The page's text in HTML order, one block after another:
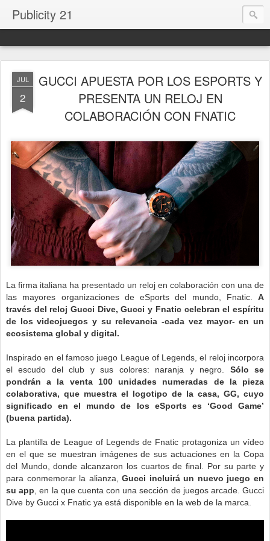
Publicity 21
JUL
2
GUCCI APUESTA POR LOS ESPORTS Y
PRESENTA UN RELOJ EN
COLABORACIÓN CON FNATIC
La firma italiana ha presentado un reloj en colaboración con una de
las mayores organizaciones de eSports del mundo, Fnatic. A
través del reloj Gucci Dive, Gucci y Fnatic celebran el espíritu
de los videojuegos y su relevancia -cada vez mayor- en un
ecosistema global y digital.
Inspirado en el famoso juego League of Legends, el reloj incorpora
el escudo del club y sus colores: naranja y negro. Sólo se
pondrán a la venta 100 unidades numeradas de la pieza
colaborativa, que muestra el logotipo de la casa, GG, cuyo
significado en el mundo de los eSports es ‘Good Game’
(buena partida).
La plantilla de League of Legends de Fnatic protagoniza un vídeo
en el que se muestran imágenes de sus actuaciones en la Copa
del Mundo, donde alcanzaron los cuartos de final. Por su parte y
para conmemorar la alianza,Gucci incluirá un nuevo juego en
su app , en la que cuenta con una sección de juegos arcade. Gucci
Dive by Gucci x Fnatic ya está disponible en la web de la marca.